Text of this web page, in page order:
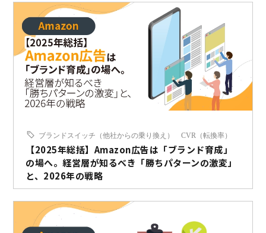
ブランドスイッチ（他社からの乗り換え） CVR（転換率）
【2025年総括】Amazon広告は「ブランド育成」
の場へ。経営層が知るべき「勝ちパターンの激変」
と、2026年の戦略